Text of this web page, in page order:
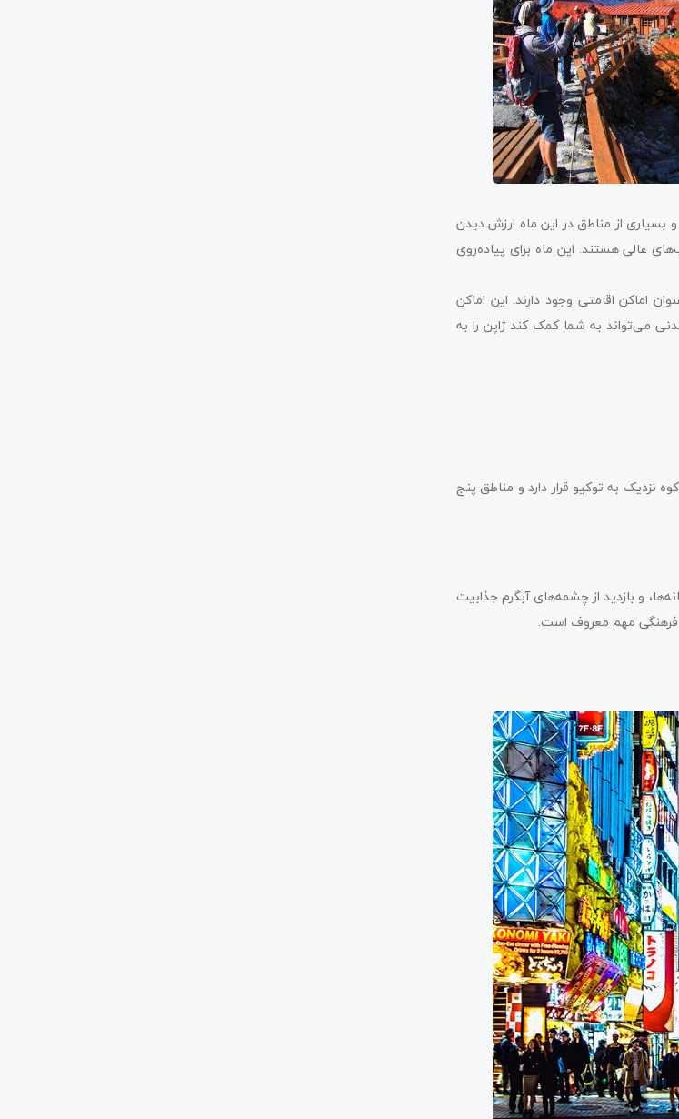
بسیاری از مناطق در این ماه ارزش دیدن
عالی هستند. این ماه برای پیاده‌روی
اماکن اقامتی وجود دارند. این اماکن
می‌تواند به شما کمک کند ژاپن را به
نزدیک به توکیو قرار دارد و مناطق پنج
و بازدید از چشمه‌های آبگرم جذابیت
فرهنگی مهم معروف است.